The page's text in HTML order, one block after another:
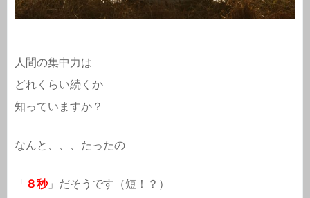
人間の集中力は
どれくらい続くか
知っていますか？
なんと、、、たったの
「 ８秒」だそうです（短！？）